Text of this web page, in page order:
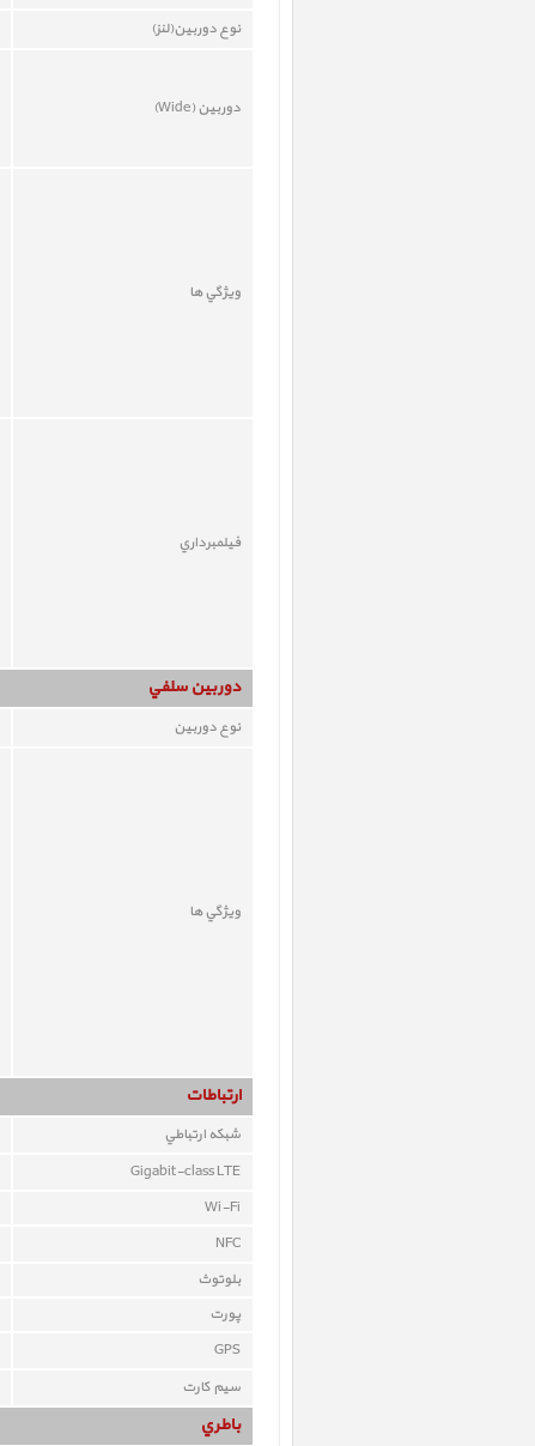
نوع دوربين(لنز)
دوربين (Wide)
ويژگي ها
فيلمبرداري
دوربين سلفي
نوع دوربين
ويژگي ها
ارتباطات
شبکه ارتباطي
Gigabit-class LTE
Wi-Fi
NFC
بلوتوث
پورت
GPS
سيم کارت
باطري